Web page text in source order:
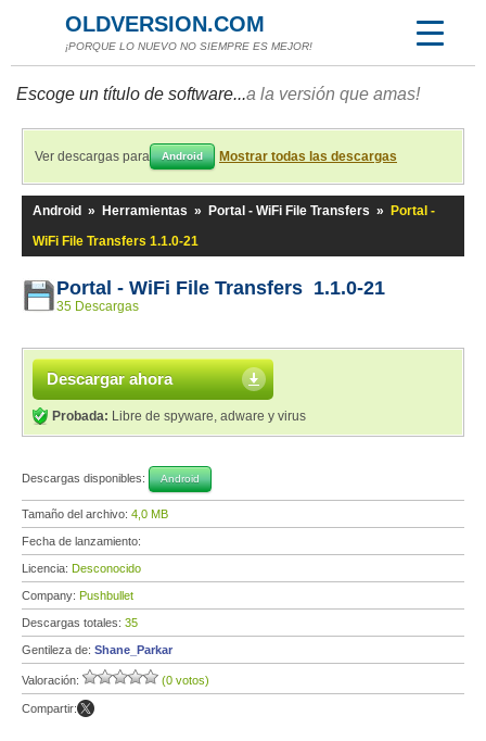
OLDVERSION.COM
¡PORQUE LO NUEVO NO SIEMPRE ES MEJOR!
Escoge un título de software...a la versión que amas!
Ver descargas para Android Mostrar todas las descargas
Android » Herramientas » Portal - WiFi File Transfers »
Portal -
WiFi File Transfers 1.1.0-21
Portal - WiFi File Transfers 1.1.0-21
35 Descargas
Descargar ahora
Probada: Libre de spyware, adware y virus
Descargas disponibles: Android
Tamaño del archivo: 4,0 MB
Fecha de lanzamiento:
Licencia: Desconocido
Company: Pushbullet
Descargas totales: 35
Gentileza de: Shane_Parkar
Valoración: (0 votos)
Compartir: